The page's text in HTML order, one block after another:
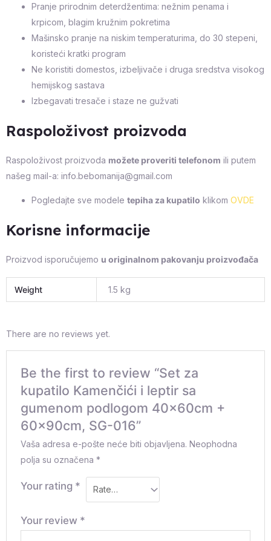
Pranje prirodnim deterdžentima: nežnim penama i
krpicom, blagim kružnim pokretima
Mašinsko pranje na niskim temperaturima, do 30 stepeni,
koristeći kratki program
Ne koristiti domestos, izbeljivače i druga sredstva visokog
hemijskog sastava
Izbegavati tresače i staze ne gužvati
Raspoloživost proizvoda
Raspoloživost proizvoda možete proveriti telefonom ili putem
našeg mail-a: info.bebomanija@gmail.com
Pogledajte sve modele tepiha za kupatilo klikom OVDE
Korisne informacije
Proizvod isporučujemo u originalnom pakovanju proizvođača
Weight 1.5 kg
There are no reviews yet.
Be the first to review “Set za
kupatilo Kamenčići i leptir sa
gumenom podlogom 40x60cm +
60x90cm, SG-016”
Vaša adresa e-pošte neće biti objavljena. Neophodna
polja su označena*
Your rating *
Your review *